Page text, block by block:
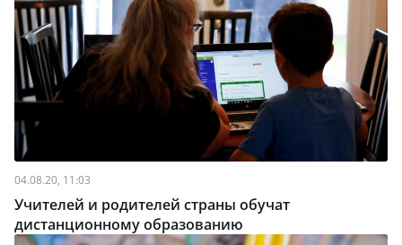
04.08.20, 11:03
Учителей и родителей страны обучат
дистанционному образованию